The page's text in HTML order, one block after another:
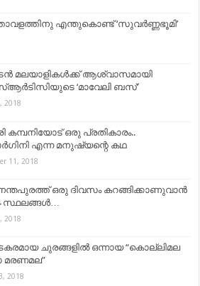
എന്തുകൊണ്ട് ‘സുവർണ്ണഭൂമി’
മലയാളികൾക്ക് ആശ്വാസമായി
‘മാവേലി ബസ്’
2018
കമ്പനിയോട് ഒരു പ്രതികാരം..
എന്ന മനുഷ്യന്റെ കഥ
11, 2018
ഒരു ദിവസം കറങ്ങിക്കാണുവാന്‍
4 സ്ഥലങ്ങള്‍…
2018
ചുരങ്ങളിൽ ഒന്നായ “കൊല്ലിമല
2018